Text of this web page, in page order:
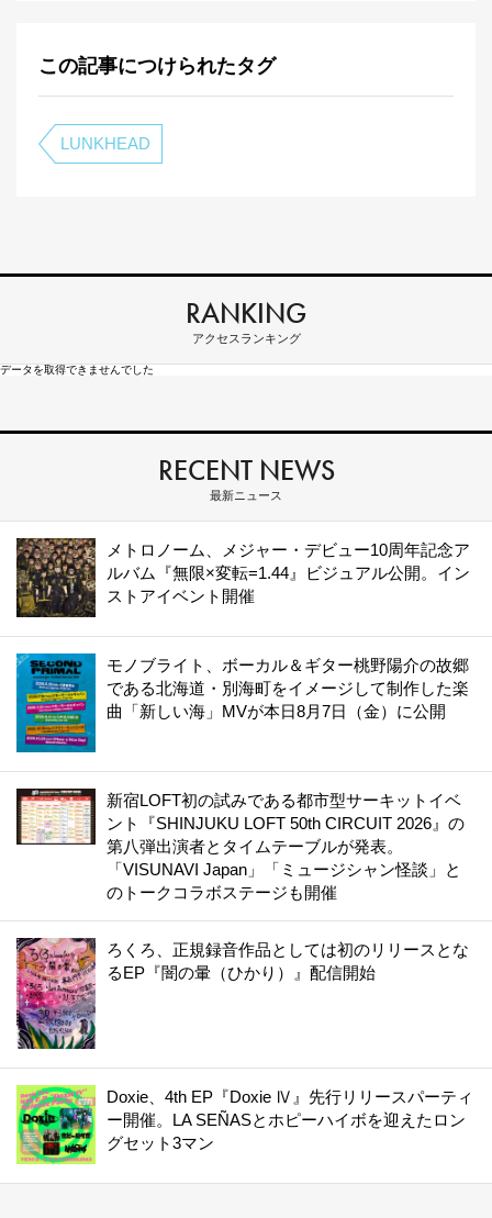
この記事につけられたタグ
LUNKHEAD
RANKING
アクセスランキング
データを取得できませんでした
RECENT NEWS
最新ニュース
メトロノーム、メジャー・デビュー10周年記念ア
ルバム『無限×変転=1.44』ビジュアル公開。イン
ストアイベント開催
モノブライト、ボーカル＆ギター桃野陽介の故郷
である北海道・別海町をイメージして制作した楽
曲「新しい海」MVが本日8月7日（金）に公開
新宿LOFT初の試みである都市型サーキットイベ
ント『SHINJUKU LOFT 50th CIRCUIT 2026』の
第八弾出演者とタイムテーブルが発表。
「VISUNAVI Japan」「ミュージシャン怪談」と
のトークコラボステージも開催
ろくろ、正規録音作品としては初のリリースとな
るEP『闇の暈（ひかり）』配信開始
Doxie、4th EP『Doxie Ⅳ』先行リリースパーティ
ー開催。LA SEÑASとホピーハイボを迎えたロン
グセット3マン